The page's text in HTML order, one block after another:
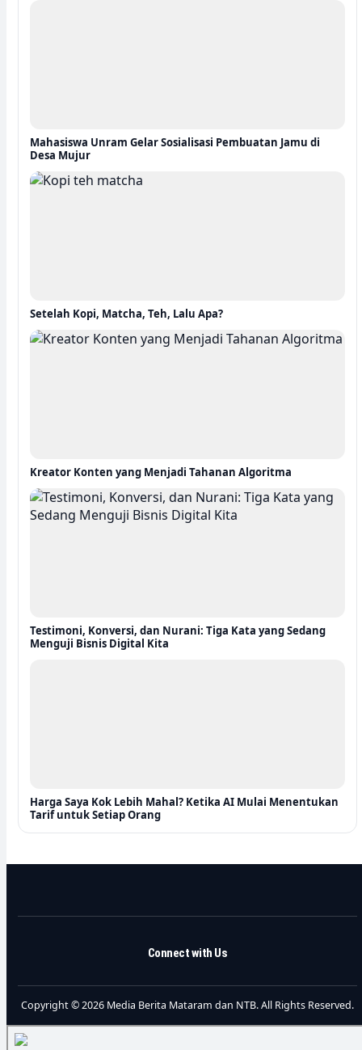
Mahasiswa Unram Gelar Sosialisasi Pembuatan Jamu di
Desa Mujur
Setelah Kopi, Matcha, Teh, Lalu Apa?
Kreator Konten yang Menjadi Tahanan Algoritma
Testimoni, Konversi, dan Nurani: Tiga Kata yang Sedang
Menguji Bisnis Digital Kita
Harga Saya Kok Lebih Mahal? Ketika AI Mulai Menentukan
Tarif untuk Setiap Orang
Connect with Us
Copyright © 2026 Media Berita Mataram dan NTB. All Rights Reserved.